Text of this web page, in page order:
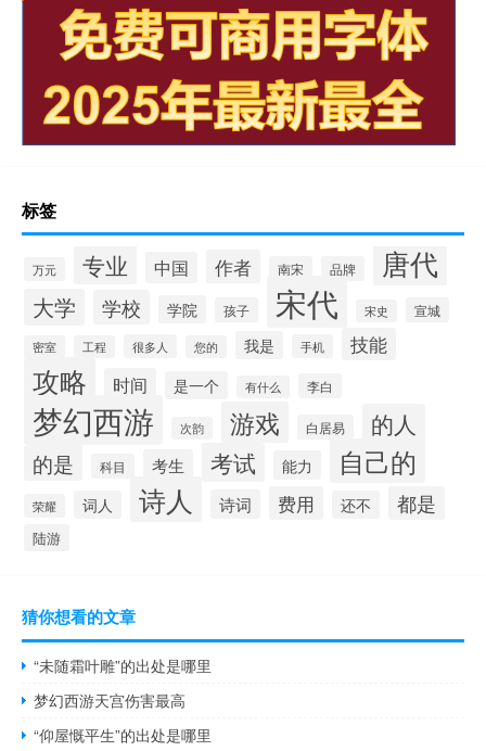
标签
万元 专业 中国 作者 南宋 品牌 唐代
大学 学校 学院 孩子 宋代 宋史 宣城
密室 工程 很多人 您的 我是 手机 技能
攻略 时间 是一个 有什么 李白
梦幻西游 次韵 游戏 白居易 的人
的是 科目 考生 考试 能力 自己的
荣耀 词人 诗人 诗词 费用 还不 都是
陆游
猜你想看的文章
“未随霜叶雕”的出处是哪里
梦幻西游天宫伤害最高
“仰屋慨平生”的出处是哪里